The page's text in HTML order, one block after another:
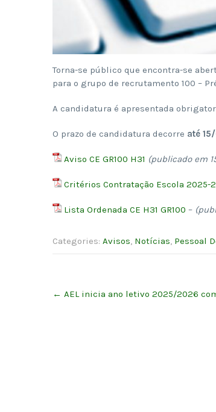
Torna-se público que encontra-se
para o grupo de recrutamento 100 –
A candidatura é apresentada
O prazo de candidatura decorre até
Aviso CE GR100 H31 (publicado em
Critérios Contratação Escola 2025-
Lista Ordenada CE H31 GR100 –
Categories: Avisos, Notícias, Pessoal
navigation
← AEL inicia ano letivo 2025/2026